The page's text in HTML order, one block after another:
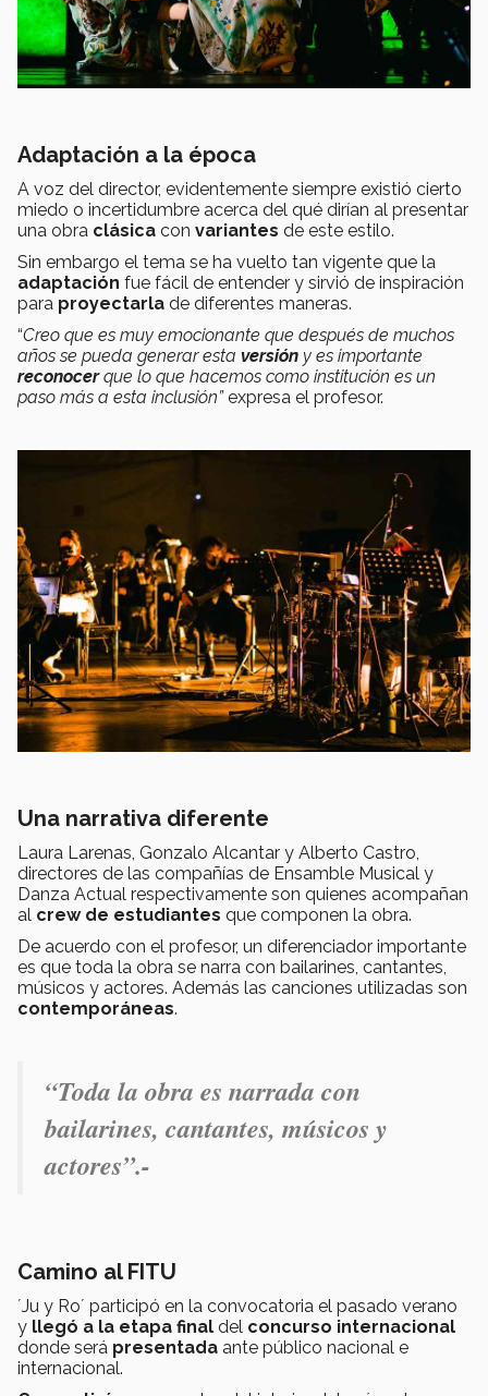
Adaptación a la época
A voz del director, evidentemente siempre existió cierto
miedo o incertidumbre acerca del qué dirían al presentar
una obra clásica con variantes de este estilo.
Sin embargo el tema se ha vuelto tan vigente que la
adaptación fue fácil de entender y sirvió de inspiración
para proyectarla de diferentes maneras.
“Creo que es muy emocionante que después de muchos
años se pueda generar esta versión y es importante
reconocerque lo que hacemos como institución es un
paso más a esta inclusión”expresa el profesor.
Una narrativa diferente
Laura Larenas, Gonzalo Alcantar y Alberto Castro,
directores de las compañías de Ensamble Musical y
Danza Actual respectivamente son quienes acompañan
al crew de estudiantes que componen la obra.
De acuerdo con el profesor, un diferenciador importante
es que toda la obra se narra con bailarines, cantantes,
músicos y actores. Además las canciones utilizadas son
contemporáneas.
“Toda la obra es narrada con
bailarines, cantantes, músicos y
actores”.-
Camino al FITU
´Ju y Ro´ participó en la convocatoria el pasado verano
y llegó a la etapa final del concurso internacional
donde será presentada ante público nacional e
internacional.